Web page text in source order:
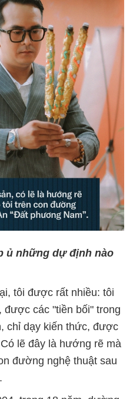
ủ những dự định nào
tôi được rất nhiều: tôi
được các "tiền bối" trong
chỉ dạy kiến thức, được
lẽ đây là hướng rẽ mà
đường nghệ thuật sau